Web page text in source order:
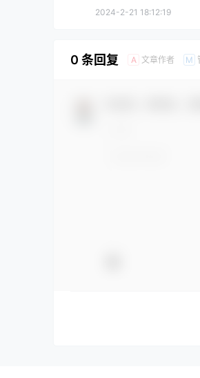
2024-2-21 18:12:19
0 条回复 A 文章作者 M